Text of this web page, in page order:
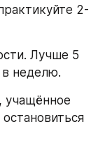
2-
Лучше 5
неделю.
учащённое